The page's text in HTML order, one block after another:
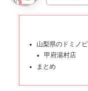
山梨県のドミノ
甲府湯村店
まとめ